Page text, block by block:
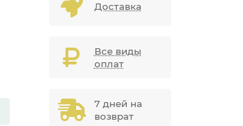
Доставка
Все виды
оплат
7 дней на
возврат